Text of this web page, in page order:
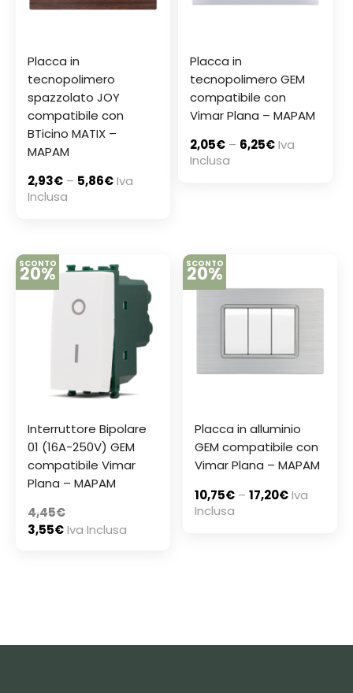
Placca in
tecnopolimero
spazzolato JOY
compatibile con
BTicino MATIX –
MAPAM
2,93€ – 5,86€Iva
Inclusa
Placca in
tecnopolimero GEM
compatibile con
Vimar Plana – MAPAM
2,05€ – 6,25€Iva
Inclusa
SCONTO
20%
Interruttore Bipolare
01 (16A-250V) GEM
compatibile Vimar
Plana – MAPAM
4,45€
3,55€Iva Inclusa
SCONTO
20%
Placca in alluminio
GEM compatibile con
Vimar Plana – MAPAM
10,75€ –17,20€Iva
Inclusa